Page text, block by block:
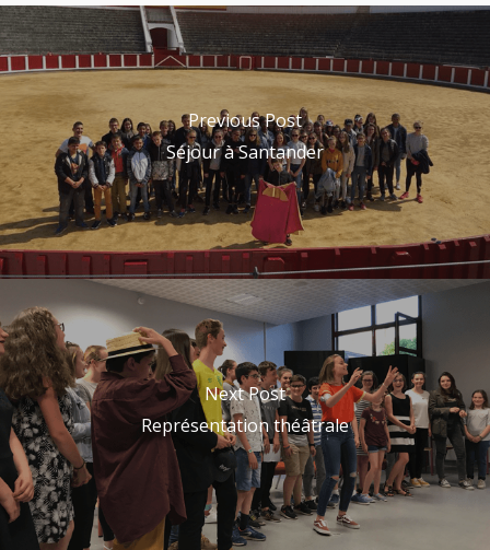
Previous Post
Séjour à Santander
Next Post
Représentation théâtrale